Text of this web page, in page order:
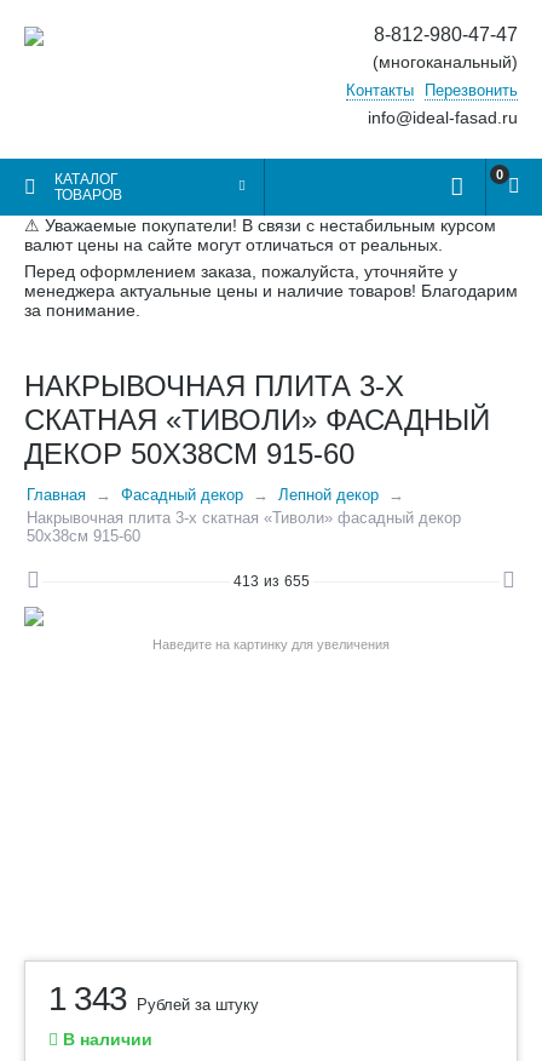
8-812-980-47-47
(многоканальный)
Контакты Перезвонить
info@ideal-fasad.ru
КАТАЛОГ
ТОВАРОВ
0
⚠ Уважаемые покупатели! В связи с нестабильным курсом
валют цены на сайте могут отличаться от реальных.
Перед оформлением заказа, пожалуйста, уточняйте у
менеджера актуальные цены и наличие товаров! Благодарим
за понимание.
НАКРЫВОЧНАЯ ПЛИТА 3-Х
СКАТНАЯ «ТИВОЛИ» ФАСАДНЫЙ
ДЕКОР 50Х38СМ 915-60
Главная Фасадный декор
Лепной декор
Накрывочная плита 3-х скатная «Тиволи» фасадный декор
50х38см 915-60
413 из 655
Наведите на картинку для увеличения
1 343 Рублей за штуку
В наличии